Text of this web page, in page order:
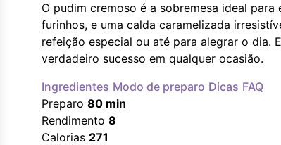
O pudim cremoso é a sobremesa ideal
furinhos, e uma calda caramelizada
refeição especial ou até para alegrar o dia.
verdadeiro sucesso em qualquer ocasião.
Ingredientes Modo de preparo Dicas FAQ
Preparo 80 min
Rendimento 8
Calorias 271